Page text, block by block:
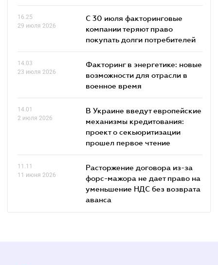
16.25
29 июля 2026
С 30 июля факторинговые
компании теряют право
покупать долги потребителей
14.03
23 июля 2026
Факторинг в энергетике: новые
возможности для отрасли в
военное время
14.01
2 июля 2026
В Украине введут европейские
механизмы кредитования:
проект о секьюритизации
прошел первое чтение
11.11
11 июня 2026
Расторжение договора из-за
форс-мажора не дает право на
уменьшение НДС без возврата
аванса